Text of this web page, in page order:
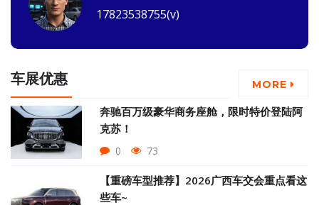
17823538755(v)
车展优惠 MORE
奔驰百万级豪华商务座舱，限时特价登陆阿
克苏！
0 73
【重磅车型推荐】2026广西车交会重点看这
些车~